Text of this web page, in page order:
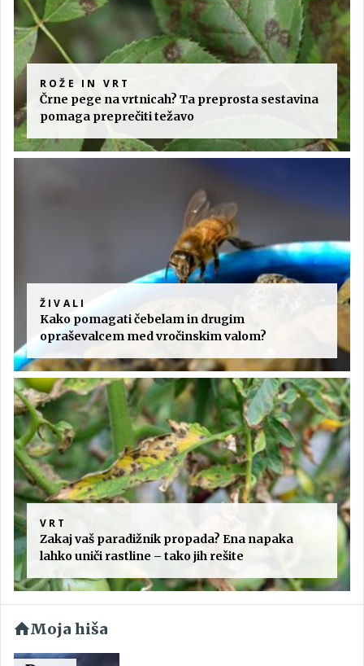
ROŽE IN VRT
Črne pege na vrtnicah? Ta preprosta sestavina
pomaga preprečiti težavo
ŽIVALI
Kako pomagati čebelam in drugim
opraševalcem med vročinskim valom?
VRT
Zakaj vaš paradižnik propada? Ena napaka
lahko uniči rastline – tako jih rešite
Moja hiša